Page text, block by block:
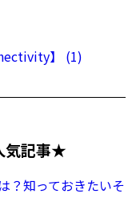
】 (1)
気記事★
？知っておきたいそ